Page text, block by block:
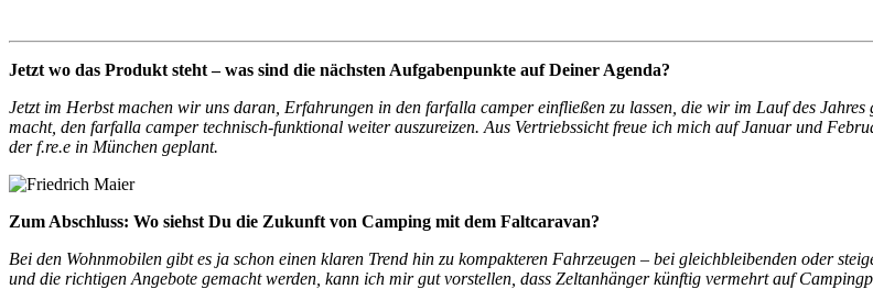
Jetzt wo das Produkt steht – was sind die nächsten Aufgabenpunkte auf Deiner Agenda?
Jetzt im Herbst machen wir uns daran, Erfahrungen in den farfalla camper einfließen zu lassen, die wir im Lauf des
macht, den farfalla camper technisch-funktional weiter auszureizen. Aus Vertriebssicht freue ich mich auf Januar und
der f.re.e in München geplant.
Zum Abschluss: Wo siehst Du die Zukunft von Camping mit dem Faltcaravan?
Bei den Wohnmobilen gibt es ja schon einen klaren Trend hin zu kompakteren Fahrzeugen – bei gleichbleibenden oder
und die richtigen Angebote gemacht werden, kann ich mir gut vorstellen, dass Zeltanhänger künftig vermehrt auf